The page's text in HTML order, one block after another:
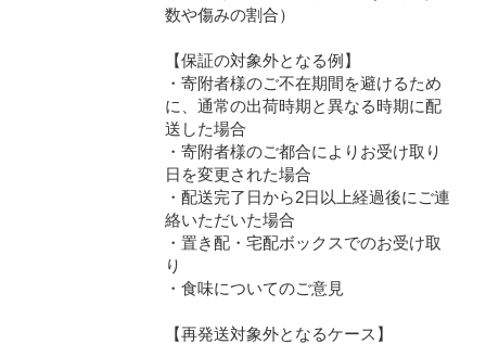
数や傷みの割合）
【保証の対象外となる例】
・寄附者様のご不在期間を避けるため
に、通常の出荷時期と異なる時期に配
送した場合
・寄附者様のご都合によりお受け取り
日を変更された場合
・配送完了日から2日以上経過後にご連
絡いただいた場合
・置き配・宅配ボックスでのお受け取
り
・食味についてのご意見
【再発送対象外となるケース】